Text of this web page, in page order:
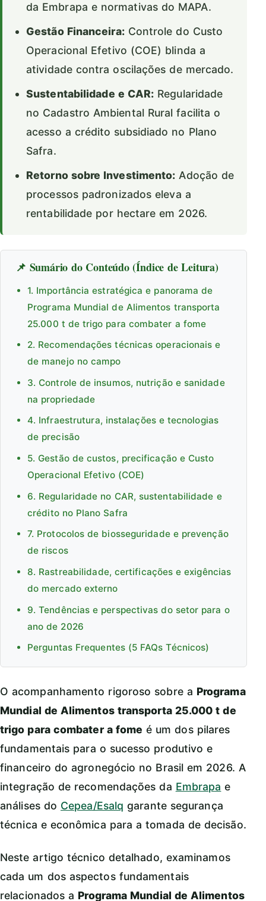
da Embrapa e normativas do MAPA.
Gestão Financeira:Controle do Custo
Operacional Efetivo (COE) blinda a
atividade contra oscilações de mercado.
Sustentabilidade e CAR: Regularidade
no Cadastro Ambiental Rural facilita o
acesso a crédito subsidiado no Plano
Safra.
Retorno sobre Investimento: Adoção de
processos padronizados eleva a
rentabilidade por hectare em 2026.
📌 Sumário do Conteúdo (Índice de Leitura)
1. Importância estratégica e panorama de
Programa Mundial de Alimentos transporta
25.000 t de trigo para combater a fome
2. Recomendações técnicas operacionais e
de manejo no campo
3. Controle de insumos, nutrição e sanidade
na propriedade
4. Infraestrutura, instalações e tecnologias
de precisão
5. Gestão de custos, precificação e Custo
Operacional Efetivo (COE)
6. Regularidade no CAR, sustentabilidade e
crédito no Plano Safra
7. Protocolos de biosseguridade e prevenção
de riscos
8. Rastreabilidade, certificações e exigências
do mercado externo
9. Tendências e perspectivas do setor para o
ano de 2026
Perguntas Frequentes (5 FAQs Técnicos)
O acompanhamento rigoroso sobre a Programa
Mundial de Alimentos transporta 25.000 t de
trigo para combater a fome é um dos pilares
fundamentais para o sucesso produtivo e
financeiro do agronegócio no Brasil em 2026. A
integração de recomendações da Embrapa e
análises do Cepea/Esalq garante segurança
técnica e econômica para a tomada de decisão.
Neste artigo técnico detalhado, examinamos
cada um dos aspectos fundamentais
relacionados a Programa Mundial de Alimentos